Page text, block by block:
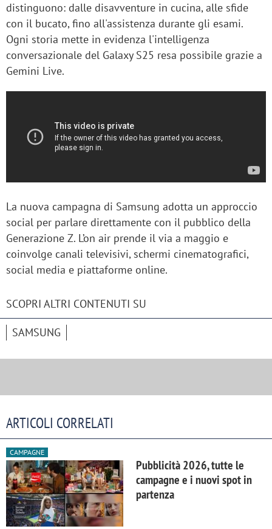
distinguono: dalle disavventure in cucina, alle sfide
con il bucato, fino all'assistenza durante gli esami.
Ogni storia mette in evidenza l'intelligenza
conversazionale del Galaxy S25 resa possibile grazie a
Gemini Live.
La nuova campagna di Samsung adotta un approccio
social per parlare direttamente con il pubblico della
Generazione Z. L’on air prende il via a maggio e
coinvolge canali televisivi, schermi cinematografici,
social media e piattaforme online.
SCOPRI ALTRI CONTENUTI SU
SAMSUNG
ARTICOLI CORRELATI
CAMPAGNE
Pubblicità 2026, tutte le
campagne e i nuovi spot in
partenza